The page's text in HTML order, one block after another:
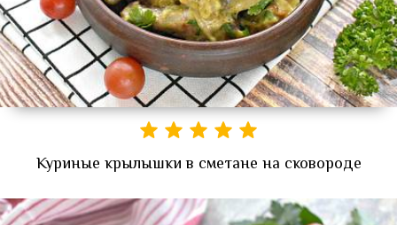
Куриные крылышки в сметане на сковороде